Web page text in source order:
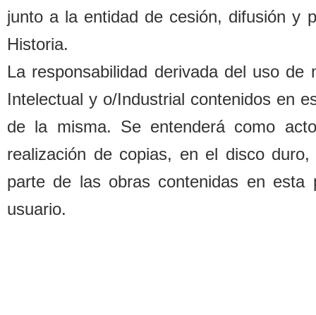
junto a la entidad de cesión, difusión y
Historia.
La responsabilidad derivada del uso de
Intelectual y o/Industrial contenidos en
de la misma. Se entenderá como
realización de copias, en el disco
parte de las obras contenidas en esta
usuario.